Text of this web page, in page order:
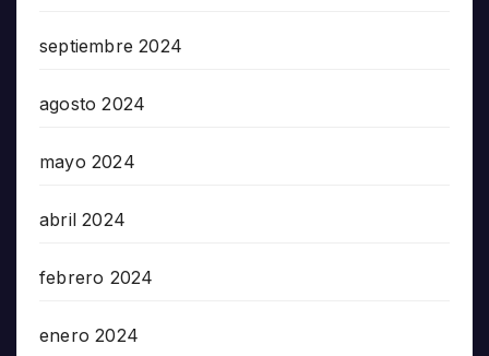
septiembre 2024
agosto 2024
mayo 2024
abril 2024
febrero 2024
enero 2024